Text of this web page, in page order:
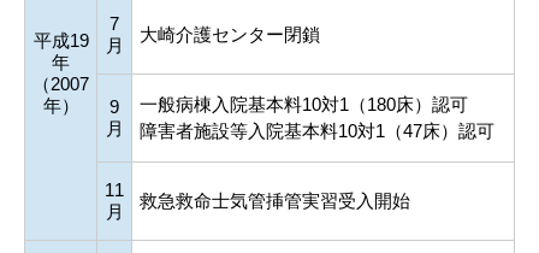
平成19
年
（2007
年）
7
月
大崎介護センター閉鎖
9
月
一般病棟入院基本料10対1（180床）認可
障害者施設等入院基本料10対1（47床）認可
11
月
救急救命士気管挿管実習受入開始